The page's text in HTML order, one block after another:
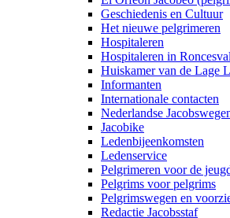
Geschiedenis en Cultuur
Het nieuwe pelgrimeren
Hospitaleren
Hospitaleren in
Huiskamer van de Lage
Informanten
Internationale contacten
Nederlandse
Jacobike
Ledenbijeenkomsten
Ledenservice
Pelgrimeren voor de
Pelgrims voor pelgrims
Pelgrimswegen en
Redactie Jacobsstaf